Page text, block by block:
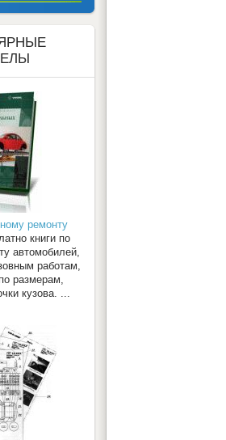
ремонту
книги по
автомобилей,
работам,
размерам,
кузова. ...